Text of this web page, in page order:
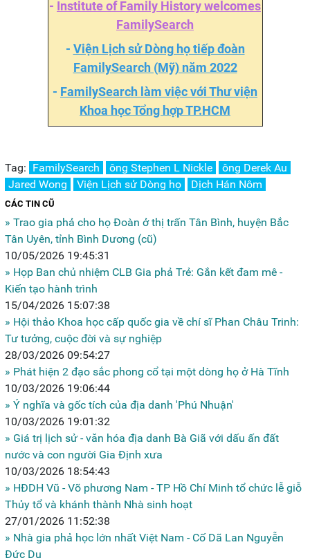
- Institute of Family History welcomes
FamilySearch
- Viện Lịch sử Dòng họ tiếp đoàn
FamilySearch (Mỹ) năm 2022
- FamilySearch làm việc với Thư viện
Khoa học Tổng hợp TP.HCM
Tag: FamilySearch ông Stephen L Nickle
ông Derek Au
Jared Wong
Viện Lịch sử Dòng họ Dịch Hán Nôm
CÁC TIN CŨ
» Trao gia phả cho họ Đoàn ở thị trấn Tân Bình, huyện Bắc
Tân Uyên, tỉnh Bình Dương (cũ)
10/05/2026 19:45:31
» Họp Ban chủ nhiệm CLB Gia phả Trẻ: Gắn kết đam mê -
Kiến tạo hành trình
15/04/2026 15:07:38
» Hội thảo Khoa học cấp quốc gia về chí sĩ Phan Châu Trinh:
Tư tưởng, cuộc đời và sự nghiệp
28/03/2026 09:54:27
» Phát hiện 2 đạo sắc phong cổ tại một dòng họ ở Hà Tĩnh
10/03/2026 19:06:44
» Ý nghĩa và gốc tích của địa danh 'Phú Nhuận'
10/03/2026 19:01:32
» Giá trị lịch sử - văn hóa địa danh Bà Giã với dấu ấn đất
nước và con người Gia Định xưa
10/03/2026 18:54:43
» HĐDH Vũ - Võ phương Nam - TP Hồ Chí Minh tổ chức lễ giỗ
Thủy tổ và khánh thành Nhà sinh hoạt
27/01/2026 11:52:38
» Nhà gia phả học lớn nhất Việt Nam - Cố Dã Lan Nguyễn
Đức Dụ